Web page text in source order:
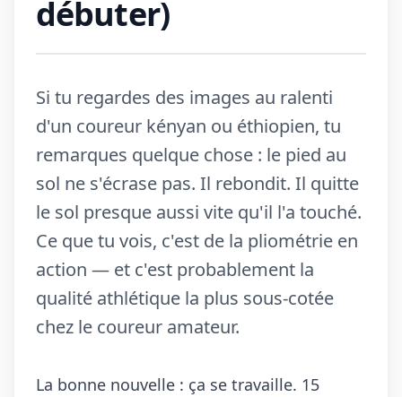
débuter)
Si tu regardes des images au ralenti
d'un coureur kényan ou éthiopien, tu
remarques quelque chose : le pied au
sol ne s'écrase pas. Il rebondit. Il quitte
le sol presque aussi vite qu'il l'a touché.
Ce que tu vois, c'est de la pliométrie en
action — et c'est probablement la
qualité athlétique la plus sous-cotée
chez le coureur amateur.
La bonne nouvelle : ça se travaille. 15